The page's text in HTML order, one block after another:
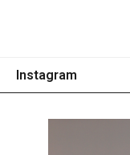
Instagram